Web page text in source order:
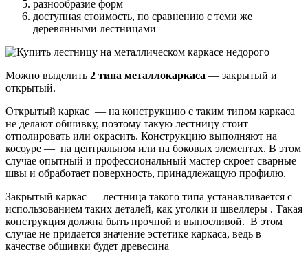
разнообразие форм
доступная стоимость, по сравнению с теми же
деревянными лестницами
Можно выделить 2 типа металлокаркаса — закрытый и
открытый.
Открытый каркас — на конструкцию с таким типом каркаса
не делают обшивку, поэтому такую лестницу стоит
отполировать или окрасить. Конструкцию выполняют на
косоуре — на центральном или на боковых элементах. В этом
случае опытный и профессиональный мастер скроет сварные
швы и обработает поверхность, принадлежащую профилю.
Закрытый каркас — лестница такого типа устанавливается с
использованием таких деталей, как уголки и швеллеры . Такая
конструкция должна быть прочной и выносливой. В этом
случае не придается значение эстетике каркаса, ведь в
качестве обшивки будет древесина